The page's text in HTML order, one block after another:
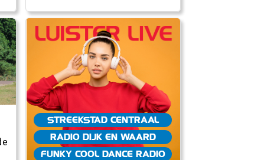
STREEKSTAD CENTRAAL
RADIO DIJK EN WAARD
FUNKY COOL DANCE RADIO